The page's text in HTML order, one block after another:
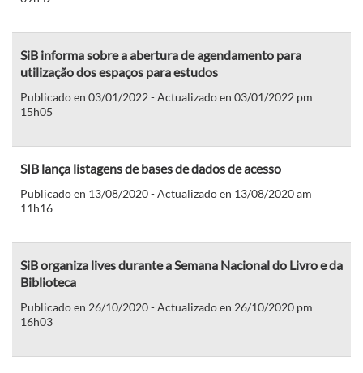
SiB informa sobre a abertura de agendamento para
utilização dos espaços para estudos
Publicado en 03/01/2022 - Actualizado en 03/01/2022 pm
15h05
SIB lança listagens de bases de dados de acesso
Publicado en 13/08/2020 - Actualizado en 13/08/2020 am
11h16
SiB organiza lives durante a Semana Nacional do Livro e da
Biblioteca
Publicado en 26/10/2020 - Actualizado en 26/10/2020 pm
16h03